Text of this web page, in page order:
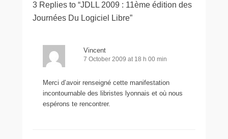
3 Replies to “JDLL 2009 : 11ème édition des
Journées Du Logiciel Libre”
Vincent
7 October 2009 at 18 h 00 min
Merci d’avoir renseigné cette manifestation
incontournable des libristes lyonnais et où nous
espérons te rencontrer.